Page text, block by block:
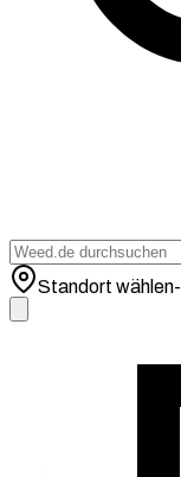
Standort wählen-